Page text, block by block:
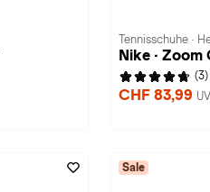
Tennisschuhe ·
Nike · Zoom
(3)
CHF 83,99
Sale